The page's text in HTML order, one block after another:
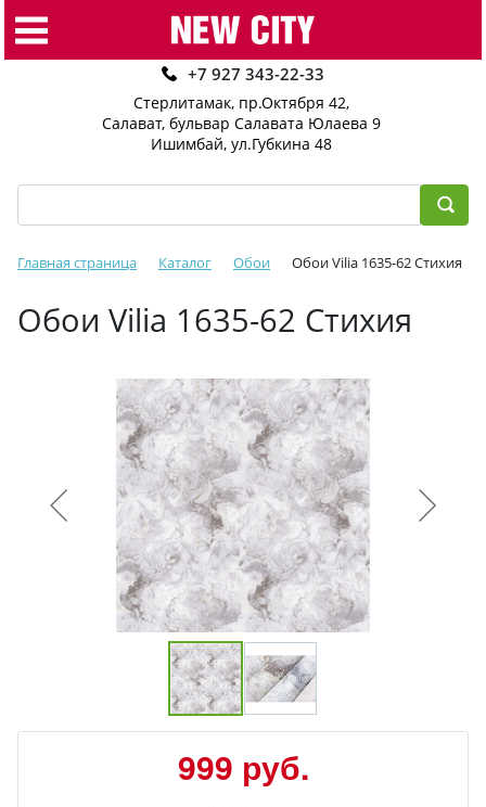
+7 927 343-22-33
Стерлитамак, пр.Октября 42,
Салават, бульвар Салавата Юлаева 9
Ишимбай, ул.Губкина 48
Главная страница Каталог Обои Обои Vilia 1635-62 Стихия
Обои Vilia 1635-62 Стихия
999 руб.